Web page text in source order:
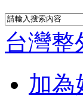
台灣整
加為